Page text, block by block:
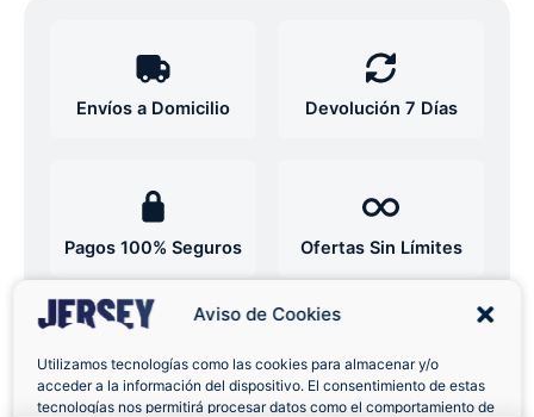
Aviso de Cookies
Utilizamos tecnologías como las cookies para almacenar y/o
acceder a la información del dispositivo. El consentimiento de estas
tecnologías nos permitirá procesar datos como el comportamiento de
Envíos a Domicilio Devolución 7 Días
Pagos 100% Seguros Ofertas Sin Límites
verificadas